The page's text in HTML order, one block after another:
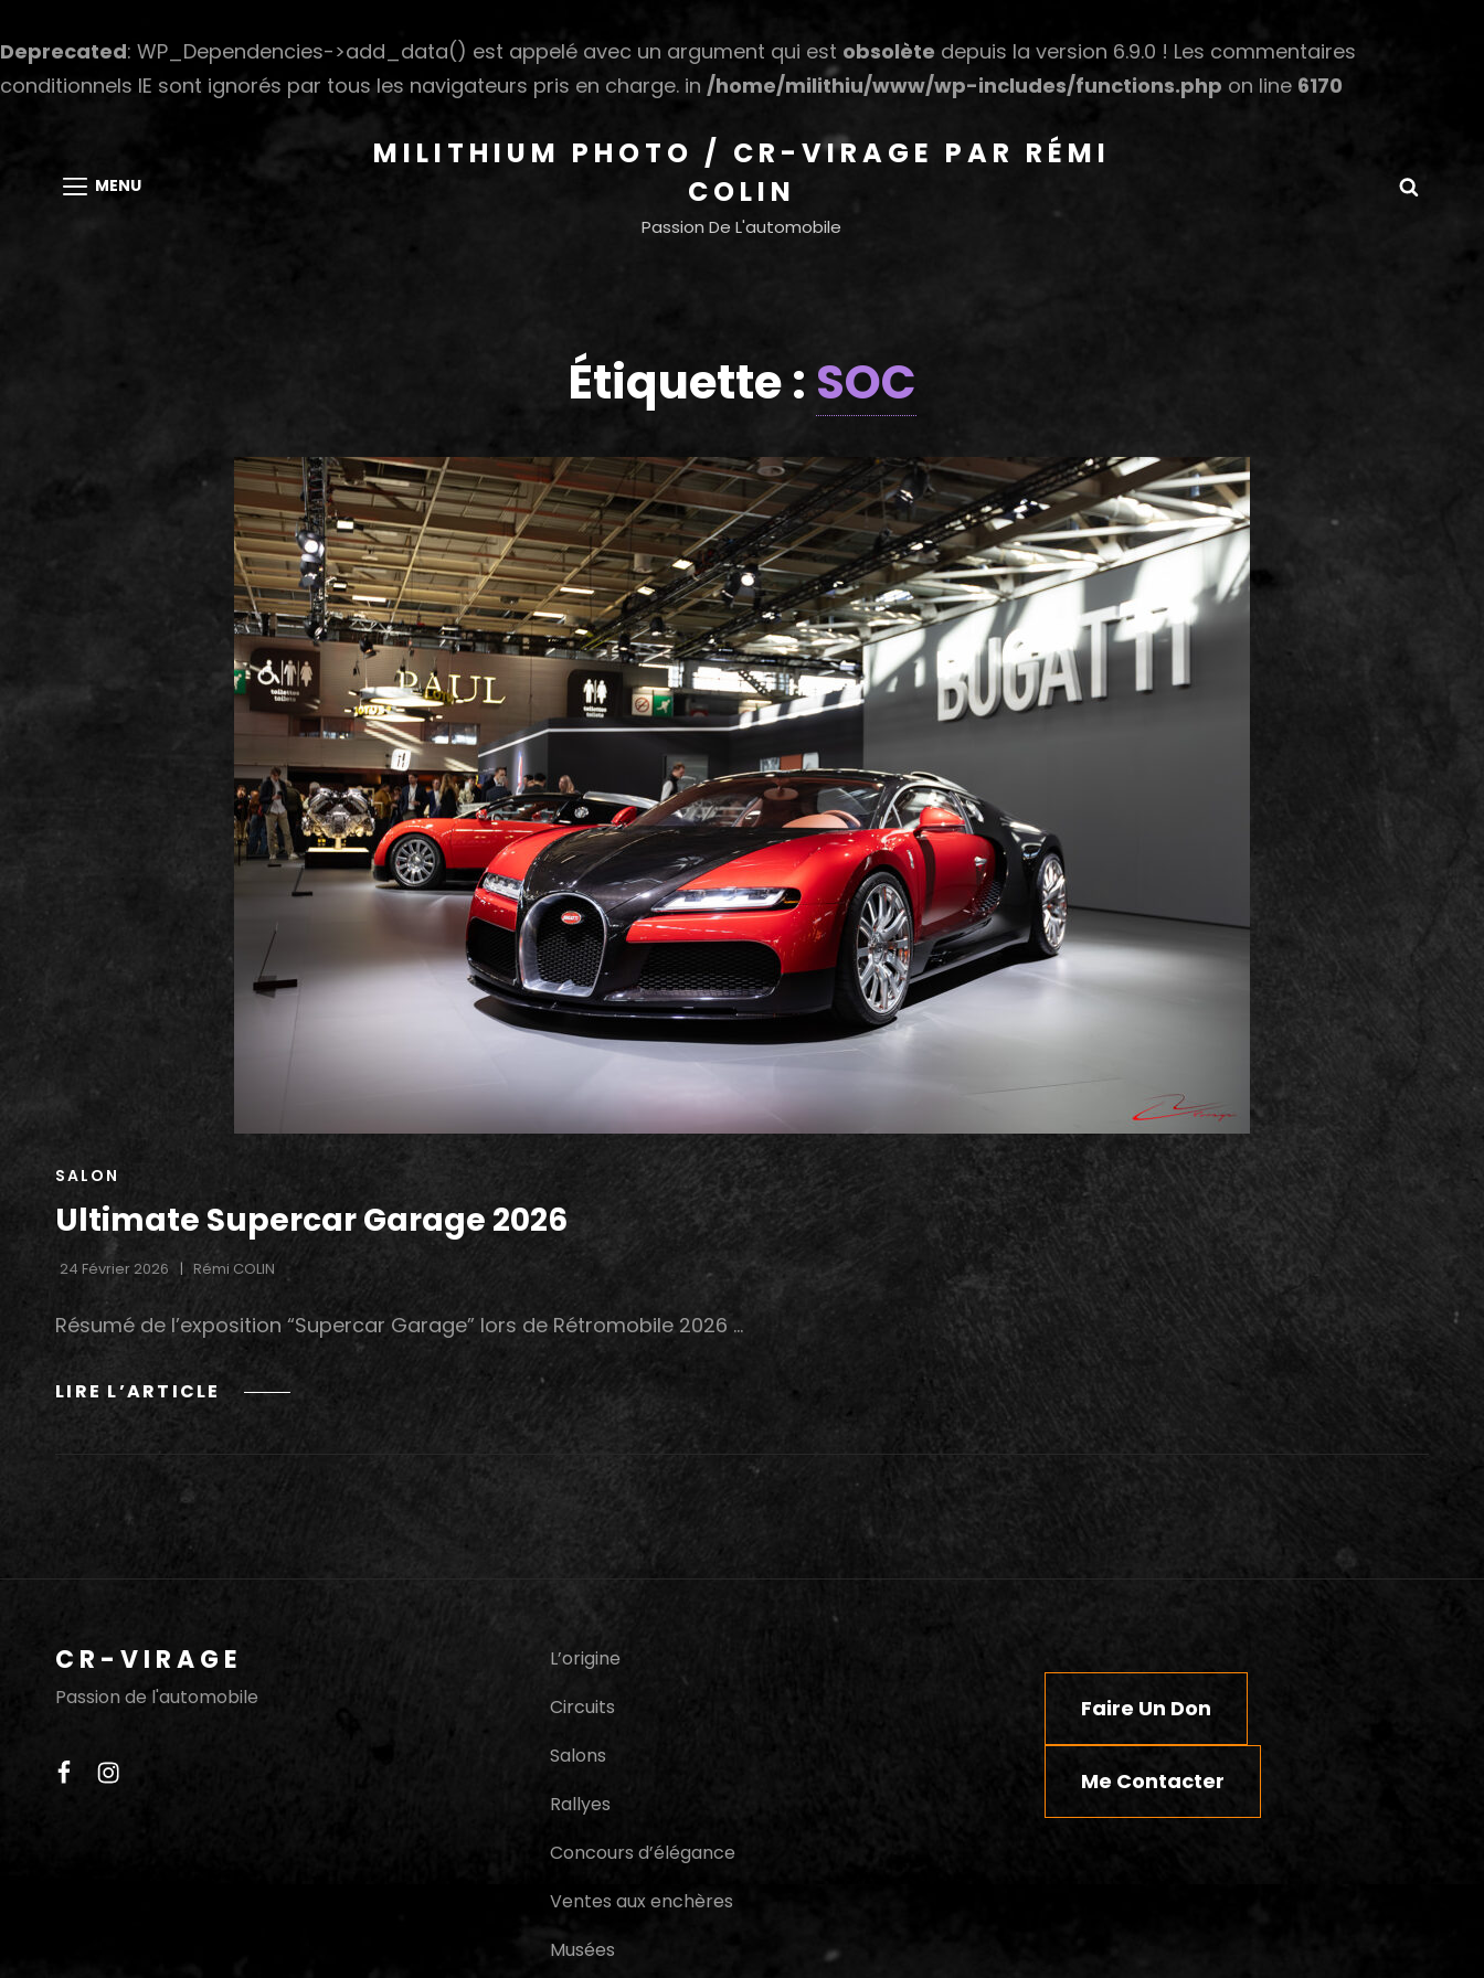
Deprecated: WP_Dependencies->add_data() est appelé avec un argument qui est obsolète depuis la version 6.9.0 ! Les commentaires
conditionnels IE sont ignorés par tous les navigateurs pris en charge. in /home/milithiu/www/wp-includes/functions.php on line 6170
MENU
MILITHIUM PHOTO / CR-VIRAGE PAR RÉMI
COLIN
Passion De L'automobile
Étiquette : SOC
CAT
SALON
Ultimate Supercar Garage 2026
24 Février 2026 Rémi COLIN
Résumé de l’exposition “Supercar Garage” lors de Rétromobile 2026 …
LIRE L’ARTICLE
ULTIMATE
CR-VIRAGE
Passion de l'automobile
facebook
instagram
L’origine
Circuits
Salons
Rallyes
Concours d’élégance
Ventes aux enchères
Musées
Faire Un Don
Me Contacter